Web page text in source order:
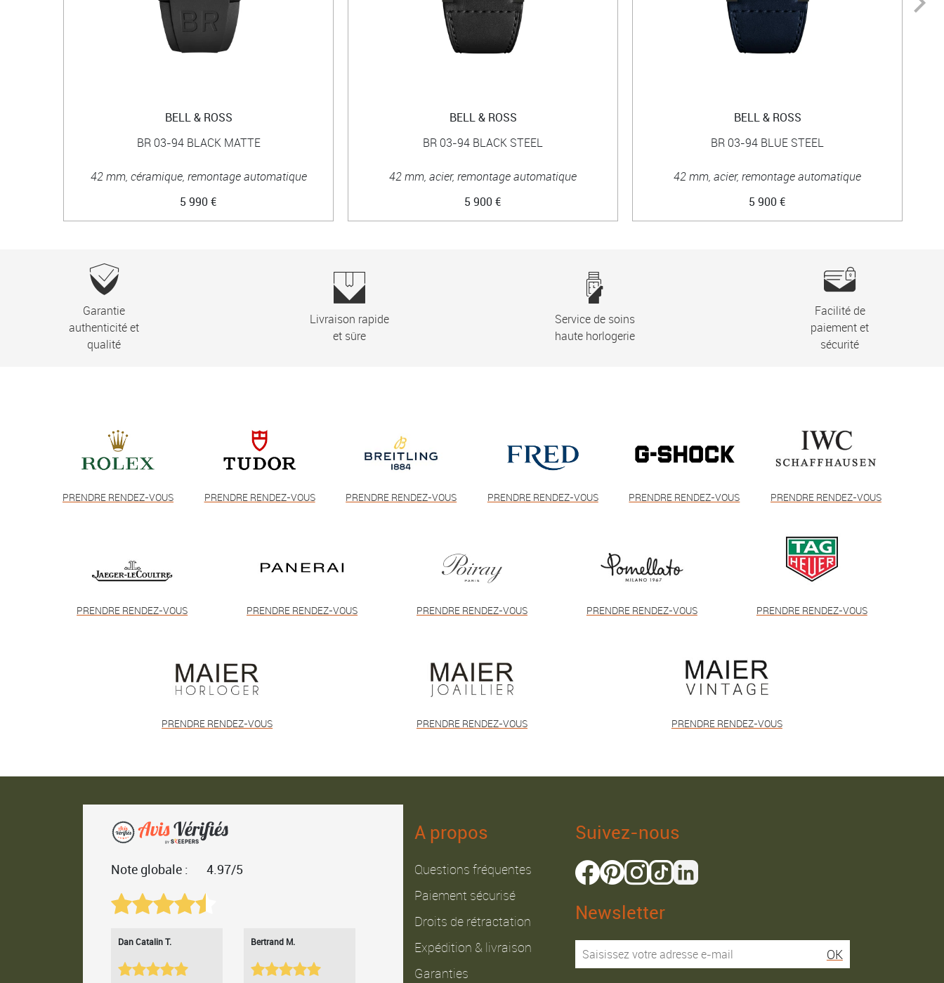
BELL & ROSS
BR 03-94 BLACK MATTE
42 mm, céramique, remontage automatique
5 990 €
BELL & ROSS
BR 03-94 BLACK STEEL
42 mm, acier, remontage automatique
5 900 €
BELL & ROSS
BR 03-94 BLUE STEEL
42 mm, acier, remontage automatique
5 900 €
Garantie
authenticité et
qualité
Livraison rapide
et sûre
Service de soins
haute horlogerie
Facilité de
paiement et
sécurité
PRENDRE RENDEZ-VOUS PRENDRE RENDEZ-VOUS PRENDRE RENDEZ-VOUS PRENDRE RENDEZ-VOUS PRENDRE RENDEZ-VOUS PRENDRE RENDEZ-VOUS
PRENDRE RENDEZ-VOUS PRENDRE RENDEZ-VOUS PRENDRE RENDEZ-VOUS PRENDRE RENDEZ-VOUS PRENDRE RENDEZ-VOUS
PRENDRE RENDEZ-VOUS PRENDRE RENDEZ-VOUS PRENDRE RENDEZ-VOUS
Note globale : 4.97/5
Dan Catalin T. Bertrand M. Julien B. Isaac R. Elies S.
A propos
Questions fréquentes
Paiement sécurisé
Droits de rétractation
Expédition & livraison
Garanties
Suivez-nous
Newsletter
OK